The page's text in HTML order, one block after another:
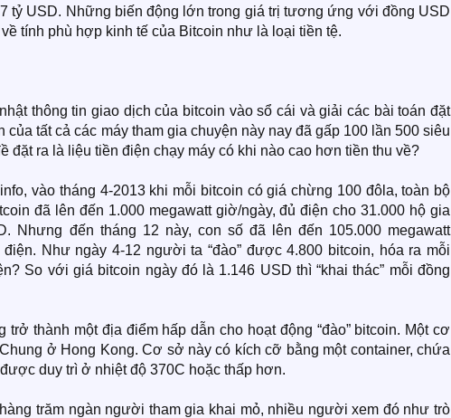
tỷ USD. Những biến động lớn trong giá trị tương ứng với đồng USD
tính phù hợp kinh tế của Bitcoin như là loại tiền tệ.
thông tin giao dịch của bitcoin vào sổ cái và giải các bài toán đặt
tất cả các máy tham gia chuyện này nay đã gấp 100 lần 500 siêu
đặt ra là liệu tiền điện chạy máy có khi nào cao hơn tiền thu về?
vào tháng 4-2013 khi mỗi bitcoin có giá chừng 100 đôla, toàn bộ
đã lên đến 1.000 megawatt giờ/ngày, đủ điện cho 31.000 hộ gia
Nhưng đến tháng 12 này, con số đã lên đến 105.000 megawatt
Như ngày 4-12 người ta “đào” được 4.800 bitcoin, hóa ra mỗi
So với giá bitcoin ngày đó là 1.146 USD thì “khai thác” mỗi đồng
thành một địa điểm hấp dẫn cho hoạt động “đào” bitcoin. Một cơ
ở Hong Kong. Cơ sở này có kích cỡ bằng một container, chứa
duy trì ở nhiệt độ 370C hoặc thấp hơn.
trăm ngàn người tham gia khai mỏ, nhiều người xem đó như trò